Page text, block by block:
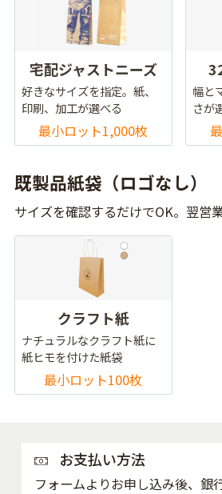
宅配ジャストニーズ
好きなサイズを指定。紙、
印刷、加工が選べる
最小ロット1,000枚
幅と
さが
既製品紙袋（ロゴなし）
サイズを確認するだけでOK。翌営
クラフト紙
ナチュラルなクラフト紙に
紙ヒモを付けた紙袋
最小ロット100枚
お支払い方法
フォームよりお申し込み後、銀